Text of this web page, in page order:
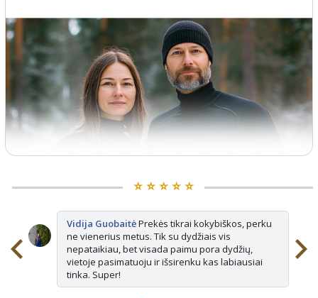
⭐️ ⭐️ ⭐️ ⭐️ ⭐️
Vidija GuobaitėPrekės tikrai kokybiškos, perku
ne vienerius metus. Tik su dydžiais vis
nepataikiau, bet visada paimu pora dydžių,
vietoje pasimatuoju ir išsirenku kas labiausiai
tinka. Super!